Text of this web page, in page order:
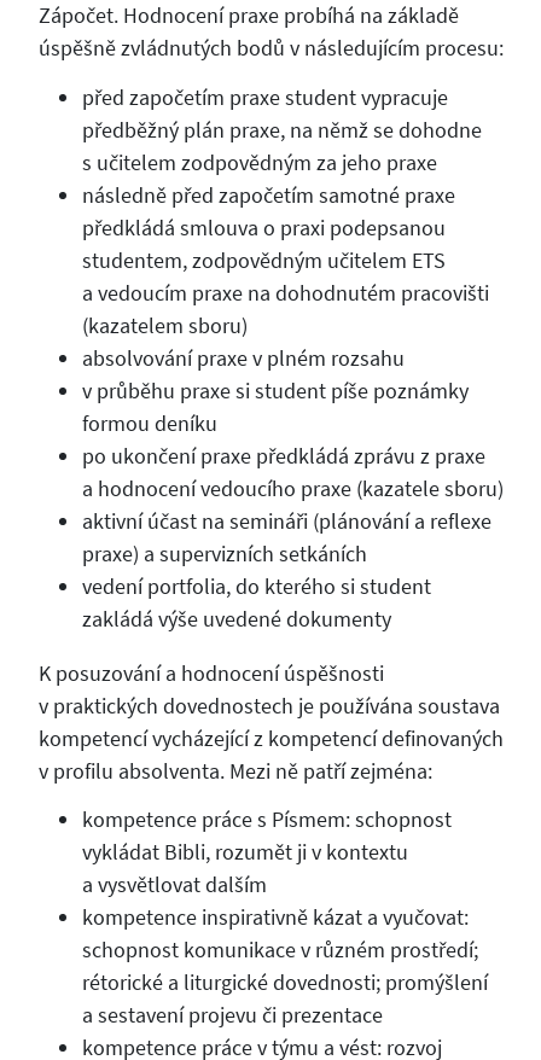
Zápočet. Hodnocení praxe probíhá na základě
úspěšně zvládnutých bodů v následujícím procesu:
před započetím praxe student vypracuje
předběžný plán praxe, na němž se dohodne
s učitelem zodpovědným za jeho praxe
následně před započetím samotné praxe
předkládá smlouva o praxi podepsanou
studentem, zodpovědným učitelem ETS
a vedoucím praxe na dohodnutém pracovišti
(kazatelem sboru)
absolvování praxe v plném rozsahu
v průběhu praxe si student píše poznámky
formou deníku
po ukončení praxe předkládá zprávu z praxe
a hodnocení vedoucího praxe (kazatele sboru)
aktivní účast na semináři (plánování a reflexe
praxe) a supervizních setkáních
vedení portfolia, do kterého si student
zakládá výše uvedené dokumenty
K posuzování a hodnocení úspěšnosti
v praktických dovednostech je používána soustava
kompetencí vycházející z kompetencí definovaných
v profilu absolventa. Mezi ně patří zejména:
kompetence práce s Písmem: schopnost
vykládat Bibli, rozumět ji v kontextu
a vysvětlovat dalším
kompetence inspirativně kázat a vyučovat:
schopnost komunikace v různém prostředí;
rétorické a liturgické dovednosti; promýšlení
a sestavení projevu či prezentace
kompetence práce v týmu a vést: rozvoj